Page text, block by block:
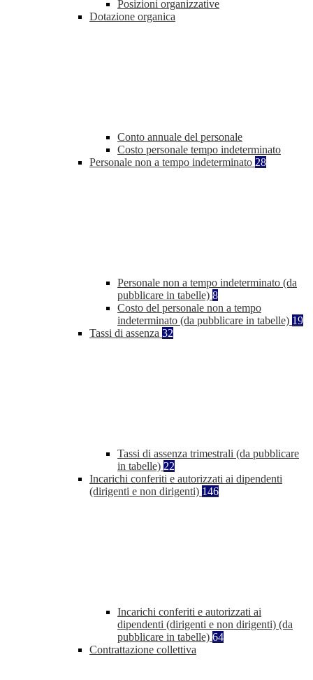
Posizioni organizzative
Dotazione organica
Conto annuale del personale
Costo personale tempo indeterminato
Personale non a tempo indeterminato 28
Personale non a tempo indeterminato (da
pubblicare in tabelle) 8
Costo del personale non a tempo
indeterminato (da pubblicare in tabelle) 19
Tassi di assenza 32
Tassi di assenza trimestrali (da pubblicare
in tabelle) 22
Incarichi conferiti e autorizzati ai dipendenti
(dirigenti e non dirigenti) 146
Incarichi conferiti e autorizzati ai
dipendenti (dirigenti e non dirigenti) (da
pubblicare in tabelle) 64
Contrattazione collettiva